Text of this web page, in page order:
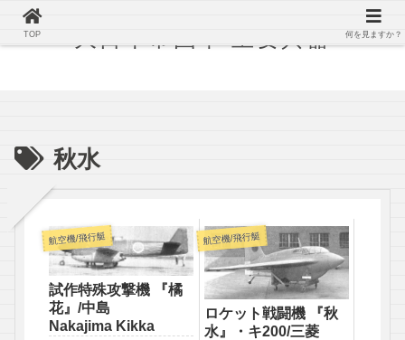
秋水
航空機/飛行艇
試作特殊攻撃機 『橘
花』/中島
Nakajima Kikka
航空機/飛行艇
ロケット戦闘機 『秋
水』・キ200/三菱
TOP 何を見ますか？